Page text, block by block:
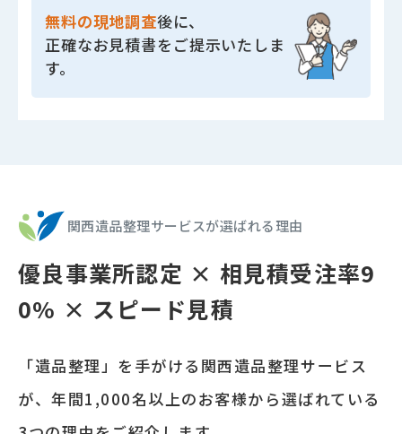
無料の現地調査後に、
正確なお見積書をご提示いたしま
す。
関西遺品整理サービスが選ばれる理由
優良事業所認定 × 相見積受注率9
0% × スピード見積
「遺品整理」を手がける関西遺品整理サービス
が、年間1,000名以上のお客様から選ばれている